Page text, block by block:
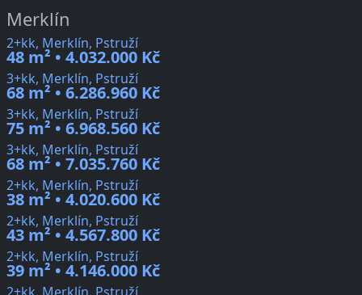
Merklín
2+kk, Merklín, Pstruží
48 m² • 4.032.000 Kč
3+kk, Merklín, Pstruží
68 m² • 6.286.960 Kč
3+kk, Merklín, Pstruží
75 m² • 6.968.560 Kč
3+kk, Merklín, Pstruží
68 m² • 7.035.760 Kč
2+kk, Merklín, Pstruží
38 m² • 4.020.600 Kč
2+kk, Merklín, Pstruží
43 m² • 4.567.800 Kč
2+kk, Merklín, Pstruží
39 m² • 4.146.000 Kč